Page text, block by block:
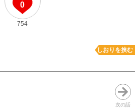
0
754
しおりを挟む
次の話